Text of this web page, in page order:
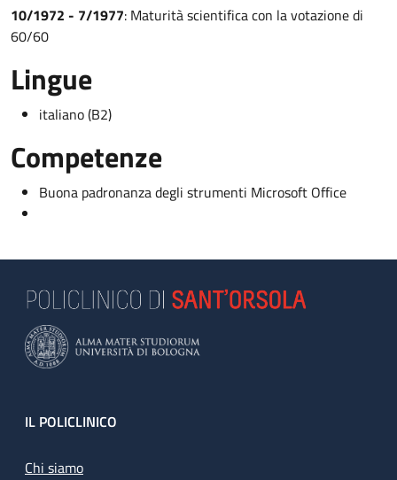
10/1972 - 7/1977: Maturità scientifica con la votazione di
60/60
Lingue
italiano (B2)
Competenze
Buona padronanza degli strumenti Microsoft Office
Footer
IL POLICLINICO
Chi siamo